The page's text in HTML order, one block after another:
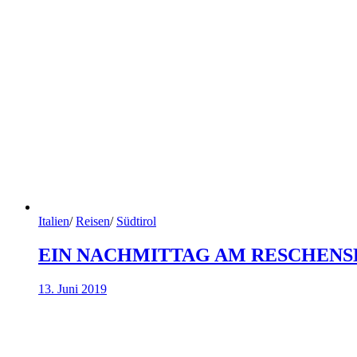
Italien/ Reisen/ Südtirol
EIN NACHMITTAG AM
13. Juni 2019